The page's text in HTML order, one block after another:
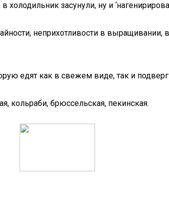
засунули, ну и
неприхотливости в выращивании,
едят как в свежем виде, так и
кольраби, брюссельская, пекинская.